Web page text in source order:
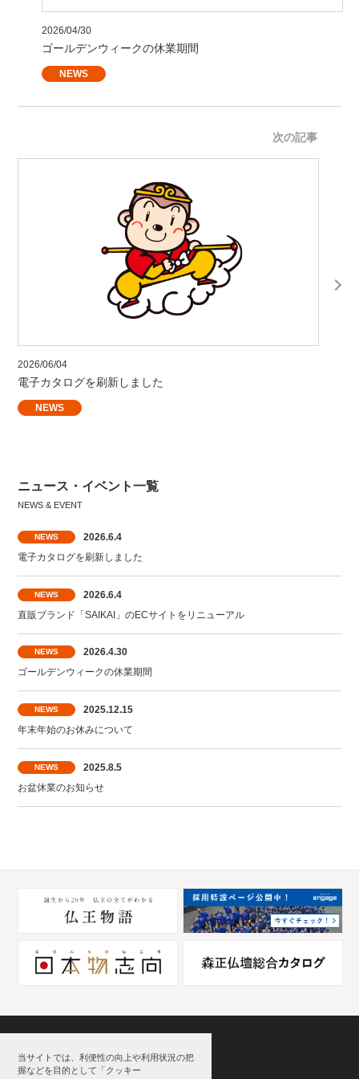
当サイトでは、利便性の向上や利用状況の把
握などを目的として「クッキー
2026/04/30
ゴールデンウィークの休業期間
NEWS
次の記事
2026/06/04
電子カタログを刷新しました
NEWS
ニュース・イベント一覧
NEWS
2026.6.4
電子カタログを刷新しました
NEWS
2026.6.4
直販ブランド「SAIKAI」のECサイトをリニューアル
NEWS
2026.4.30
ゴールデンウィークの休業期間
NEWS
2025.12.15
年末年始のお休みについて
NEWS
2025.8.5
お盆休業のお知らせ
〒771-0201 徳島県板野郡北島町北村字鍋井3-9
TEL : 088-698-3003 FAX : 088-698-3007